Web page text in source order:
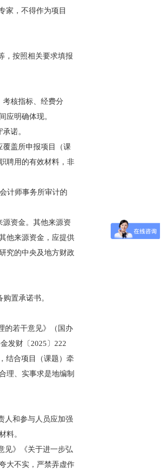
家，不得作为项目
，按照相关要求填报
考核指标、经费分
应明确体现。
诺。
覆盖所申报项目（课
聘用的有效材料，非
计师事务所审计的
源资金。其他来源资
他来源资金，应提供
究的中央及地方财政
置承诺书。
的若干意见》（国办
发财〔2025〕222
结合项目（课题）牵
理、实事求是地编制
人和参与人员应加强
料。
见》《关于进一步弘
大不实，严禁弄虚作